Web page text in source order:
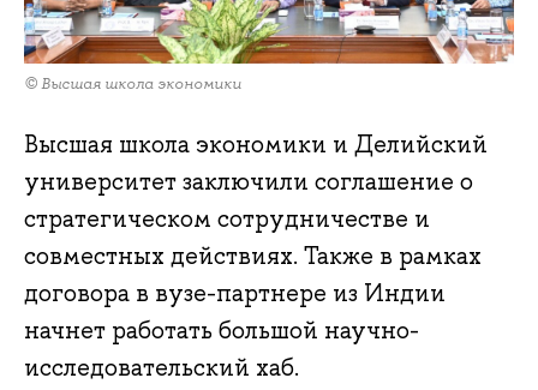
© Высшая школа экономики
Высшая школа экономики и Делийский
университет заключили соглашение о
стратегическом сотрудничестве и
совместных действиях. Также в рамках
договора в вузе-партнере из Индии
начнет работать большой научно-
исследовательский хаб.